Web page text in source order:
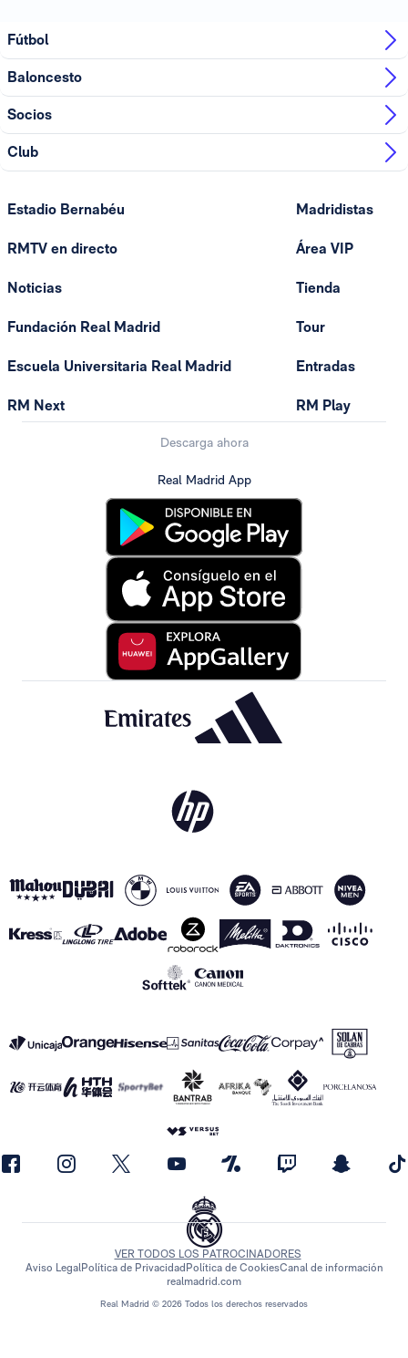
Fútbol
Baloncesto
Socios
Club
Estadio Bernabéu
RMTV en directo
Noticias
Fundación Real Madrid
Escuela Universitaria Real Madrid
RM Next
Madridistas
Área VIP
Tienda
Tour
Entradas
RM Play
Descarga ahora
Real Madrid App
Real Madrid © 2026 Todos los derechos reservados
VER TODOS LOS PATROCINADORES
Aviso LegalPolítica de PrivacidadPolítica de CookiesCanal de información
realmadrid.com